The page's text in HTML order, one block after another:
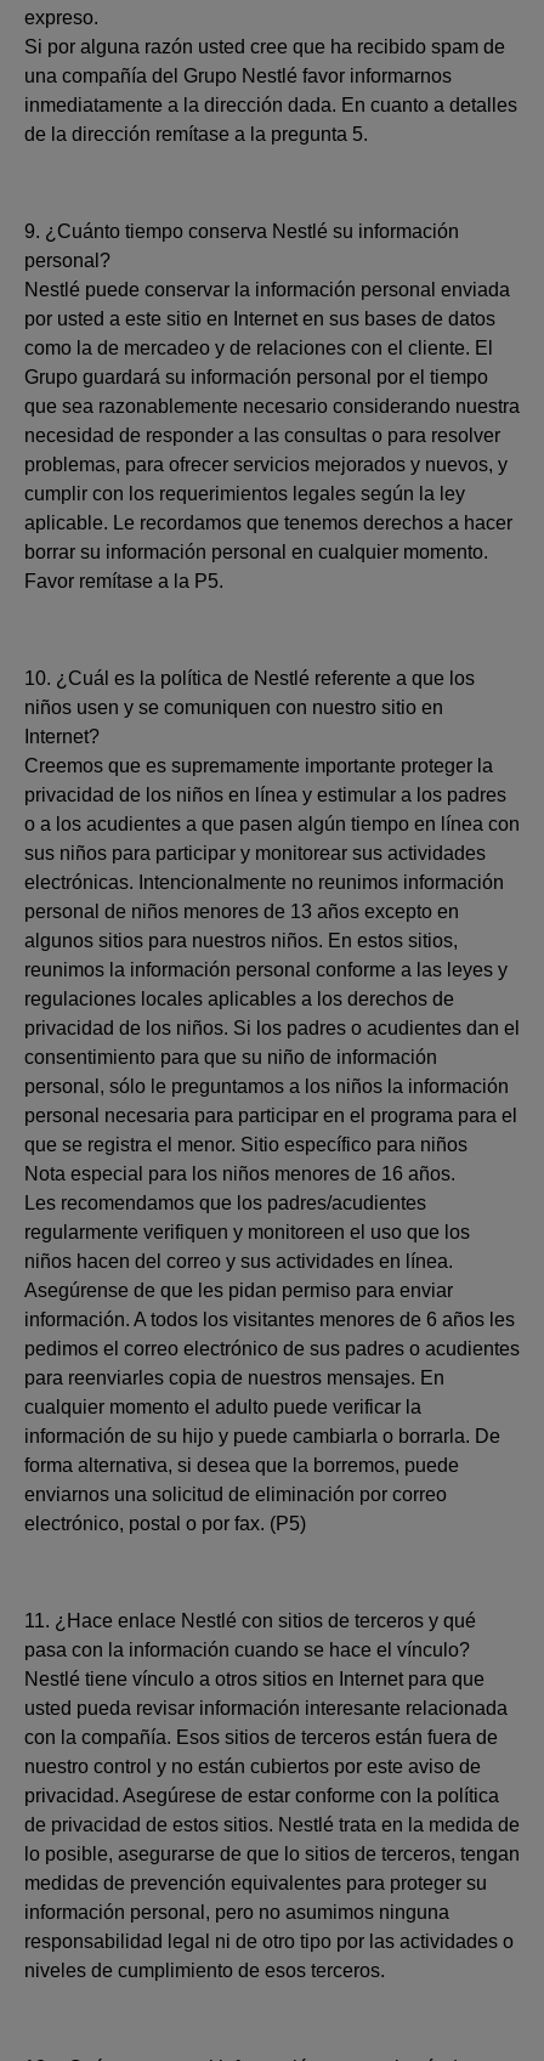
expreso.
Si por alguna razón usted cree que ha recibido spam de
una compañía del Grupo Nestlé favor informarnos
inmediatamente a la dirección dada. En cuanto a detalles
de la dirección remítase a la pregunta 5.
9. ¿Cuánto tiempo conserva Nestlé su información
personal?
Nestlé puede conservar la información personal enviada
por usted a este sitio en Internet en sus bases de datos
como la de mercadeo y de relaciones con el cliente. El
Grupo guardará su información personal por el tiempo
que sea razonablemente necesario considerando nuestra
necesidad de responder a las consultas o para resolver
problemas, para ofrecer servicios mejorados y nuevos, y
cumplir con los requerimientos legales según la ley
aplicable. Le recordamos que tenemos derechos a hacer
borrar su información personal en cualquier momento.
Favor remítase a la P5.
10. ¿Cuál es la política de Nestlé referente a que los
niños usen y se comuniquen con nuestro sitio en
Internet?
Creemos que es supremamente importante proteger la
privacidad de los niños en línea y estimular a los padres
o a los acudientes a que pasen algún tiempo en línea con
sus niños para participar y monitorear sus actividades
electrónicas. Intencionalmente no reunimos información
personal de niños menores de 13 años excepto en
algunos sitios para nuestros niños. En estos sitios,
reunimos la información personal conforme a las leyes y
regulaciones locales aplicables a los derechos de
privacidad de los niños. Si los padres o acudientes dan el
consentimiento para que su niño de información
personal, sólo le preguntamos a los niños la información
personal necesaria para participar en el programa para el
que se registra el menor. Sitio específico para niños
Nota especial para los niños menores de 16 años.
Les recomendamos que los padres/acudientes
regularmente verifiquen y monitoreen el uso que los
niños hacen del correo y sus actividades en línea.
Asegúrense de que les pidan permiso para enviar
información. A todos los visitantes menores de 6 años les
pedimos el correo electrónico de sus padres o acudientes
para reenviarles copia de nuestros mensajes. En
cualquier momento el adulto puede verificar la
información de su hijo y puede cambiarla o borrarla. De
forma alternativa, si desea que la borremos, puede
enviarnos una solicitud de eliminación por correo
electrónico, postal o por fax. (P5)
11. ¿Hace enlace Nestlé con sitios de terceros y qué
pasa con la información cuando se hace el vínculo?
Nestlé tiene vínculo a otros sitios en Internet para que
usted pueda revisar información interesante relacionada
con la compañía. Esos sitios de terceros están fuera de
nuestro control y no están cubiertos por este aviso de
privacidad. Asegúrese de estar conforme con la política
de privacidad de estos sitios. Nestlé trata en la medida de
lo posible, asegurarse de que lo sitios de terceros, tengan
medidas de prevención equivalentes para proteger su
información personal, pero no asumimos ninguna
responsabilidad legal ni de otro tipo por las actividades o
niveles de cumplimiento de esos terceros.